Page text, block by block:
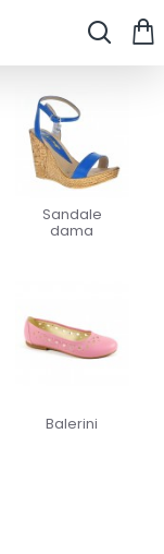
Sandale
dama
Balerini